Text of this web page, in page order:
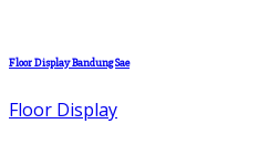
Floor Display Bandung Sae
Floor Display